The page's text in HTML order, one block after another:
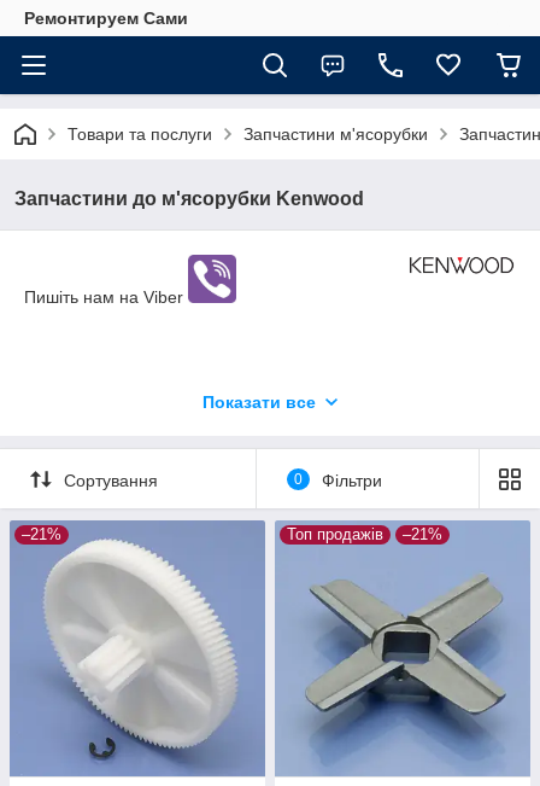
Ремонтируем Сами
Товари та послуги Запчастини м'ясорубки
Запчастини до м'ясорубки Kenwood
Пишіть нам на Viber
Показати все
Сортування 0 Фільтри
–21% Топ продажів –21%